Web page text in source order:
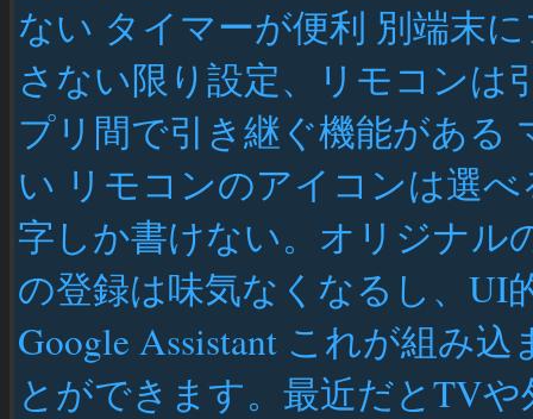
ない タイマーが便利 別端末
さない限り設定、リモコンは
プリ間で引き継ぐ機能がある
い リモコンのアイコンは選
字しか書けない。オリジナル
の登録は味気なくなるし、UI
Google Assistant これが組み
とができます。最近だとTV